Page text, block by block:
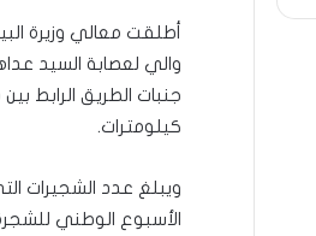
أطلقت معالي وزيرة
والي لعصابة السيد
جنبات الطريق الرابط
كيلومترات.
الأسبوع الوطني